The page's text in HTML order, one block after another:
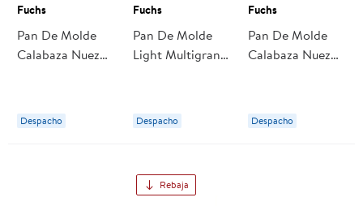
Fuchs
Pan De Molde
Calabaza Nuez
Despacho
Fuchs
Pan De Molde
Light Multigrano
Despacho
Fuchs
Pan De Molde
Calabaza Nuez
Despacho
Rebaja